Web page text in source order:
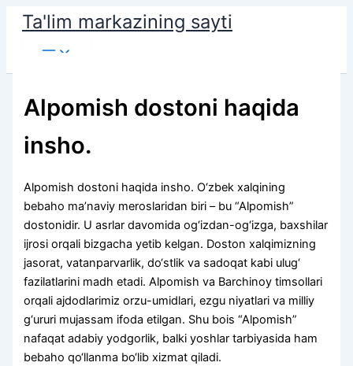
Skip
content
Ta'lim markazining sayti
Main
Alpomish dostoni haqida
insho.
Alpomish dostoni haqida insho. O‘zbek xalqining
bebaho ma’naviy meroslaridan biri – bu “Alpomish”
dostonidir. U asrlar davomida og‘izdan-og‘izga, baxshilar
ijrosi orqali bizgacha yetib kelgan. Doston xalqimizning
jasorat, vatanparvarlik, do‘stlik va sadoqat kabi ulug‘
fazilatlarini madh etadi. Alpomish va Barchinoy timsollari
orqali ajdodlarimiz orzu-umidlari, ezgu niyatlari va milliy
g‘ururi mujassam ifoda etilgan. Shu bois “Alpomish”
nafaqat adabiy yodgorlik, balki yoshlar tarbiyasida ham
bebaho qo‘llanma bo‘lib xizmat qiladi.